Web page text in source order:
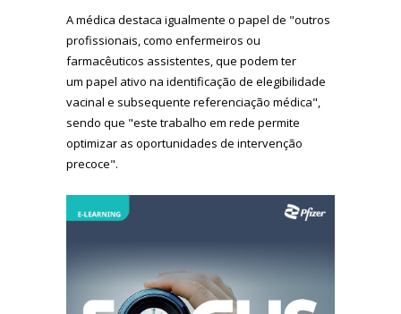
A médica destaca igualmente o papel de "outros
profissionais, como enfermeiros ou
farmacêuticos assistentes, que podem ter
um papel ativo na identificação de elegibilidade
vacinal e subsequente referenciação médica",
sendo que "este trabalho em rede permite
optimizar as oportunidades de intervenção
precoce".